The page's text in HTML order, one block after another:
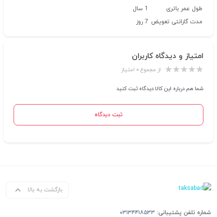
طول عمر باتری
مدت گارانتی تعویض
امتیاز و دیدگاه کاربران
از مجموع ۰ امتیاز
شما هم درباره این کالا دیدگاه ثبت کنید
ثبت دیدگاه
بازگشت به بالا
شماره تلفن پشتیبانی: ۰۳۱۳۴۴۱۸۵۳۳